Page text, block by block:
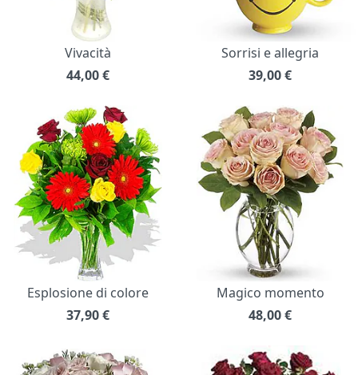
Vivacità
44,00€
Sorrisi e allegria
39,00€
Esplosione di colore
37,90€
Magico momento
48,00€